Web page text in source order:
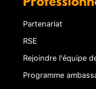
Partenariat
RSE
Rejoindre l'équipe
Programme